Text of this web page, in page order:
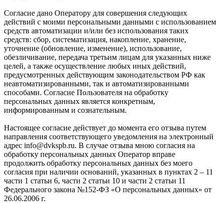
Согласие дано Оператору для совершения следующих
действий с моими персональными данными с использованием
средств автоматизации и/или без использования таких
средств: сбор, систематизация, накопление, хранение,
уточнение (обновление, изменение), использование,
обезличивание, передача третьим лицам для указанных ниже
целей, а также осуществление любых иных действий,
предусмотренных действующим законодательством РФ как
неавтоматизированными, так и автоматизированными
способами. Согласие Пользователя на обработку
персональных данных является конкретным,
информированным и сознательным.
Настоящее согласие действует до момента его отзыва путем
направления соответствующего уведомления на электронный
адрес info@dvkspb.ru. В случае отзыва мною согласия на
обработку персональных данных Оператор вправе
продолжить обработку персональных данных без моего
согласия при наличии оснований, указанных в пунктах 2 – 11
части 1 статьи 6, части 2 статьи 10 и части 2 статьи 11
Федерального закона №152-ФЗ «О персональных данных» от
26.06.2006 г.